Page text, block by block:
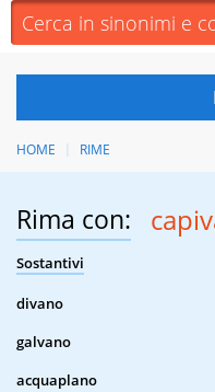
HOME RIME
Rima con:
Sostantivi
divano
galvano
acquaplano